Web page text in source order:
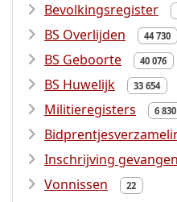
Bevolkingsregister
BS Overlijden 44 730
BS Geboorte 40 076
BS Huwelijk 33 654
Militieregisters 6 830
Inschrijving
Vonnissen 22